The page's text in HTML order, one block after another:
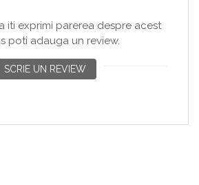
iti exprimi parerea despre acest
poti adauga un review.
SCRIE UN REVIEW